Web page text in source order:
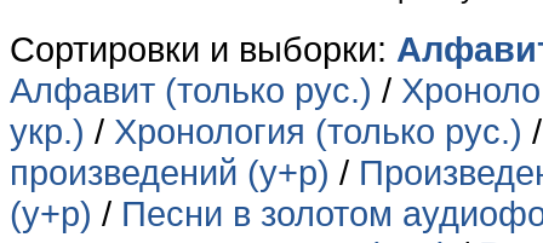
Сортировки и выборки:
Алфавит (только рус.) /
укр.) / Хронология (только рус.)
произведений (у+р) /
(у+р) / Песни в золотом